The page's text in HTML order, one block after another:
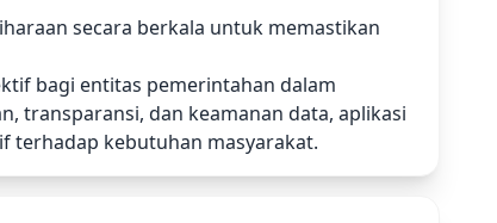
secara berkala untuk memastikan
bagi entitas pemerintahan dalam
transparansi, dan keamanan data, aplikasi
terhadap kebutuhan masyarakat.